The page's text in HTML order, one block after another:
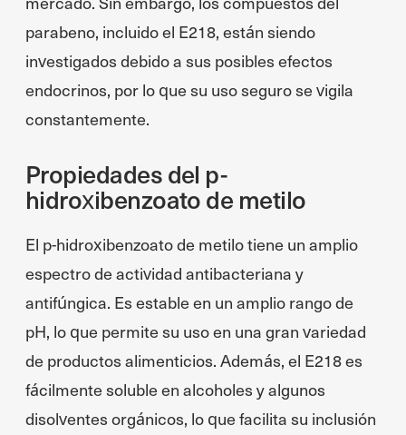
parabeno, incluido el E218, están siendo
investigados debido a sus posibles efectos
endocrinos, por lo que su uso seguro se vigila
constantemente.
Propiedades del p-
hidroxibenzoato de metilo
El p-hidroxibenzoato de metilo tiene un amplio
espectro de actividad antibacteriana y
antifúngica. Es estable en un amplio rango de
pH, lo que permite su uso en una gran variedad
de productos alimenticios. Además, el E218 es
fácilmente soluble en alcoholes y algunos
disolventes orgánicos, lo que facilita su inclusión